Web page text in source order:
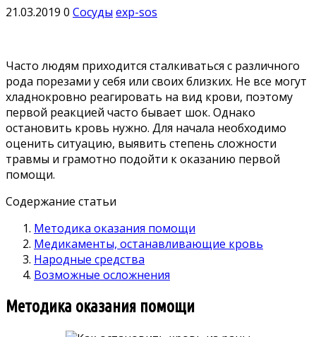
21.03.2019 0 Сосуды exp-sos
Часто людям приходится сталкиваться с различного
рода порезами у себя или своих близких. Не все могут
хладнокровно реагировать на вид крови, поэтому
первой реакцией часто бывает шок. Однако
остановить кровь нужно. Для начала необходимо
оценить ситуацию, выявить степень сложности
травмы и грамотно подойти к оказанию первой
помощи.
Содержание статьи
Методика оказания помощи
Медикаменты, останавливающие кровь
Народные средства
Возможные осложнения
Методика оказания помощи